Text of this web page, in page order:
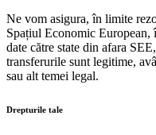
Ne vom asigura, în limite
Spațiul Economic European,
date către state din afara
transferurile sunt legitime,
sau alt temei legal.
Drepturile tale